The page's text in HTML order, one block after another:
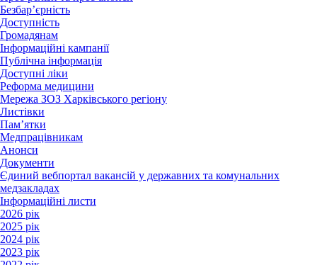
Безбар’єрність
Доступність
Громадянам
Інформаційні кампанії
Публічна інформація
Доступні ліки
Реформа медицини
Мережа ЗОЗ Харківського регіону
Листівки
Пам’ятки
Медпрацівникам
Анонси
Документи
Єдиний вебпортал вакансій у державних та комунальних
медзакладах
Інформаційні листи
2026 рік
2025 рік
2024 рік
2023 рік